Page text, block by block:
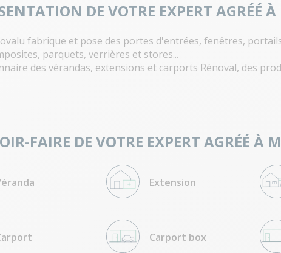
DE VOTRE EXPERT AGRÉÉ
fabrique et pose des portes d'entrées, fenêtres,
parquets, verrières et stores...
des vérandas, extensions et carports Rénoval, des
FAIRE DE VOTRE EXPERT AGRÉÉ À
Extension
Carport box